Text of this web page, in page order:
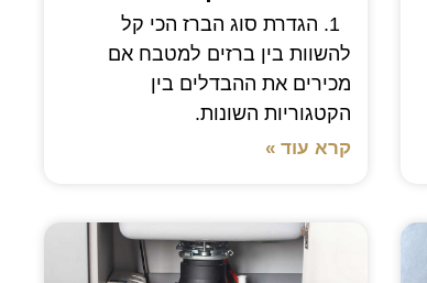
1. הגדרת סוג הברז הכי קל
להשוות בין ברזים למטבח אם
מכירים את ההבדלים בין
הקטגוריות השונות.
קרא עוד »